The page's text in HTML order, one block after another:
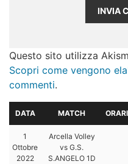
Questo sito utilizza
Scopri come vengono
commenti.
DATA MATCH
1
Ottobre
2022
Arcella Volley
vs G.S.
S.ANGELO 1D